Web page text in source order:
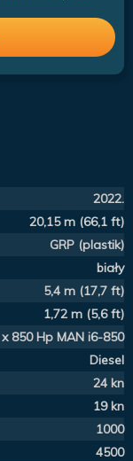
2022.
20,15 m (66,1 ft)
GRP (plastik)
biały
5,4 m (17,7 ft)
1,72 m (5,6 ft)
850 Hp MAN i6-850
Diesel
24 kn
19 kn
1000
4500